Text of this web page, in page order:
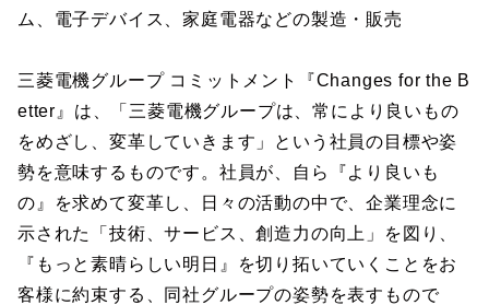
ム、電子デバイス、家庭電器などの製造・販売
三菱電機グループ コミットメント『Changes for the B
etter』は、「三菱電機グループは、常により良いもの
をめざし、変革していきます」という社員の目標や姿
勢を意味するものです。社員が、自ら『より良いも
の』を求めて変革し、日々の活動の中で、企業理念に
示された「技術、サービス、創造力の向上」を図り、
『もっと素晴らしい明日』を切り拓いていくことをお
客様に約束する、同社グループの姿勢を表すもので